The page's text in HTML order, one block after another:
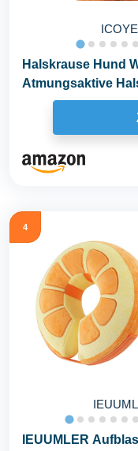
Halskrause Hund
Atmungsaktive
Einstellbarer...
4
IEUUMLER